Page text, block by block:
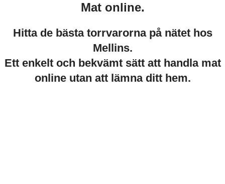
Mat online.
Hitta de bästa torrvarorna på nätet hos
Mellins.
Ett enkelt och bekvämt sätt att handla mat
online utan att lämna ditt hem.